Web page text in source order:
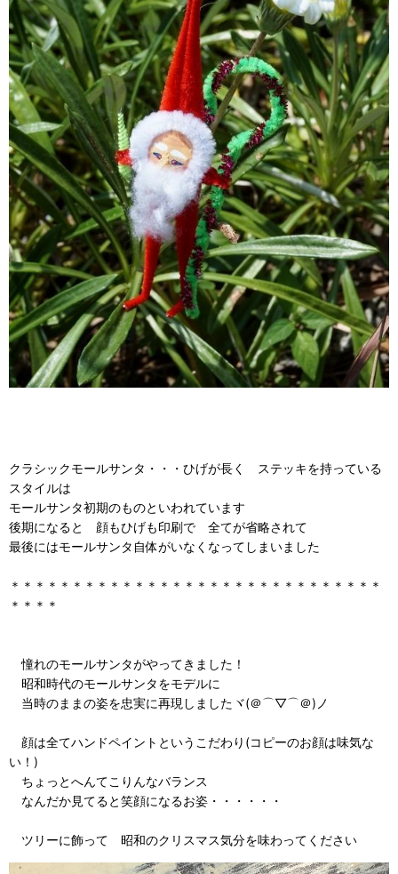
クラシックモールサンタ・・・ひげが長く ステッキを持っている
スタイルは
モールサンタ初期のものといわれています
後期になると 顔もひげも印刷で 全てが省略されて
最後にはモールサンタ自体がいなくなってしまいました
＊＊＊＊＊＊＊＊＊＊＊＊＊＊＊＊＊＊＊＊＊＊＊＊＊＊＊＊＊＊
＊＊＊＊
憧れのモールサンタがやってきました！
昭和時代のモールサンタをモデルに
当時のままの姿を忠実に再現しましたヾ(＠⌒▽⌒＠)ノ
顔は全てハンドペイントというこだわり(コピーのお顔は味気な
い！)
ちょっとへんてこりんなバランス
なんだか見てると笑顔になるお姿・・・・・・
ツリーに飾って 昭和のクリスマス気分を味わってください